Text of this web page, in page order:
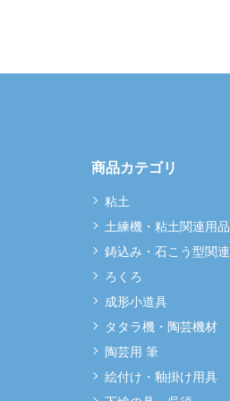
商品カテゴリ
粘土
土練機・粘土関連用品
鋳込み・石こう型関連
ろくろ
成形小道具
タタラ機・陶芸機材
陶芸用 筆
絵付け・釉掛け用具